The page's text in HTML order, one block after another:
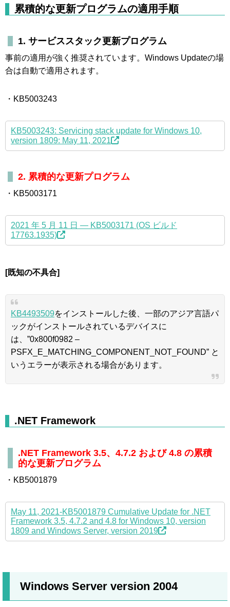
累積的な更新プログラムの適用手順
1. サービススタック更新プログラム
事前の適用が強く推奨されています。Windows Updateの場
合は自動で適用されます。
・KB5003243
KB5003243: Servicing stack update for Windows 10,
version 1809: May 11, 2021
2. 累積的な更新プログラム
・KB5003171
2021 年 5 月 11 日 — KB5003171 (OS ビルド
17763.1935)
[既知の不具合]
KB4493509をインストールした後、一部のアジア言語パ
ックがインストールされているデバイスに
は、”0x800f0982 –
PSFX_E_MATCHING_COMPONENT_NOT_FOUND” と
いうエラーが表示される場合があります。
.NET Framework
.NET Framework 3.5、4.7.2 および 4.8 の累積
的な更新プログラム
・KB5001879
May 11, 2021-KB5001879 Cumulative Update for .NET
Framework 3.5, 4.7.2 and 4.8 for Windows 10, version
1809 and Windows Server, version 2019
Windows Server version 2004